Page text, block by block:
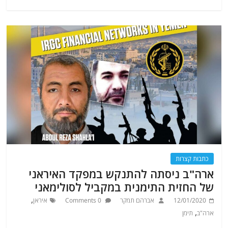
כתבות קצרות
ארה"ב ניסתה להתנקש במפקד האיראני
של החזית התימנית במקביל לסולימאני
12/01/2020 אברהם תמקר 0 Comments איראן,
ארה"ב, תימן